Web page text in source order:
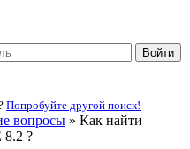
Войти
Попробуйте другой поиск!
вопросы » Как найти
8.2 ?